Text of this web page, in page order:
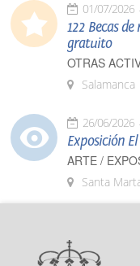
01/07/2026
122 Becas
gratuito
OTRAS
Salamanca
26/06/2026
Exposición
ARTE /
Santa